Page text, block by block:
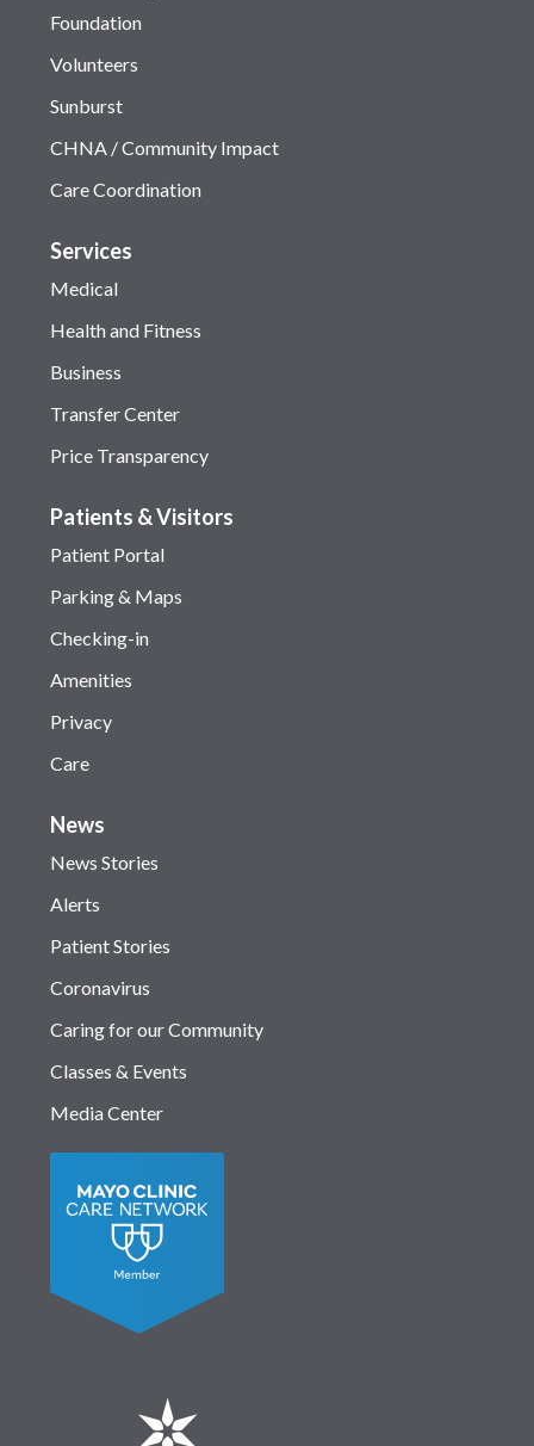
Foundation
Volunteers
Sunburst
CHNA / Community Impact
Care Coordination
Services
Medical
Health and Fitness
Business
Transfer Center
Price Transparency
Patients & Visitors
Patient Portal
Parking & Maps
Checking-in
Amenities
Privacy
Care
News
News Stories
Alerts
Patient Stories
Coronavirus
Caring for our Community
Classes & Events
Media Center